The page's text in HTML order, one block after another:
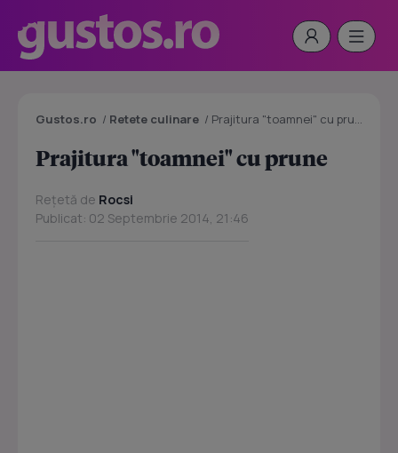
Gustos.ro / Retete culinare / Prajitura "toamnei" cu prune
Prajitura "toamnei" cu prune
Rețetă de Rocsi
Publicat: 02 Septembrie 2014, 21:46